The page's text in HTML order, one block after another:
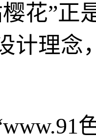
花”正
计理